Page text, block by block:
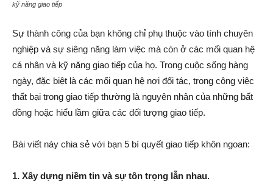
kỹ năng giao tiếp
Sự thành công của bạn không chỉ phụ thuộc vào tính chuyên
nghiệp và sự siêng năng làm việc mà còn ở các mối quan hệ
cá nhân và kỹ năng giao tiếp của họ. Trong cuộc sống hàng
ngày, đặc biệt là các mối quan hệ nơi đối tác, trong công việc
thất bại trong giao tiếp thường là nguyên nhân của những bất
đồng hoặc hiểu lầm giữa các đối tượng giao tiếp.
Bài viết này chia sẻ với bạn 5 bí quyết giao tiếp khôn ngoan:
1. Xây dựng niềm tin và sự tôn trọng lẫn nhau.